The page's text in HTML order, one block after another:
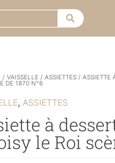
/VAISSELLE /ASSIETTES / ASSIETTE
DE 1870 N°6
,ASSIETTES
à
le Roi